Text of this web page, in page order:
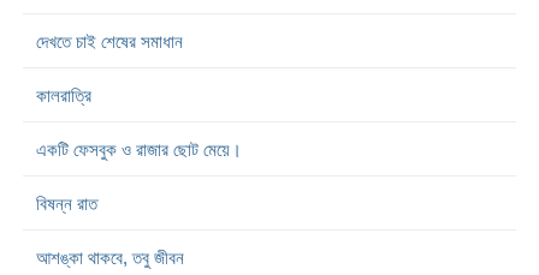
দেখতে চাই শেষের সমাধান
কালরাত্রি
একটি ফেসবুক ও রাজার ছোট মেয়ে।
বিষন্ন রাত
আশঙ্কা থাকবে, তবু জীবন